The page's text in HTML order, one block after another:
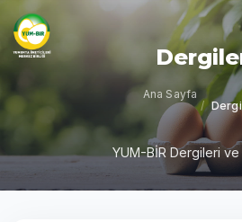
Ana Sayfa
/
YUM-BİR Dergileri ve